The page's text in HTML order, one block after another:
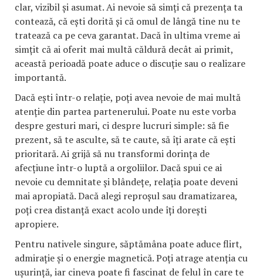
clar, vizibil și asumat. Ai nevoie să simți că prezența ta
contează, că ești dorită și că omul de lângă tine nu te
tratează ca pe ceva garantat. Dacă în ultima vreme ai
simțit că ai oferit mai multă căldură decât ai primit,
această perioadă poate aduce o discuție sau o realizare
importantă.
Dacă ești într-o relație, poți avea nevoie de mai multă
atenție din partea partenerului. Poate nu este vorba
despre gesturi mari, ci despre lucruri simple: să fie
prezent, să te asculte, să te caute, să îți arate că ești
prioritară. Ai grijă să nu transformi dorința de
afecțiune într-o luptă a orgoliilor. Dacă spui ce ai
nevoie cu demnitate și blândețe, relația poate deveni
mai apropiată. Dacă alegi reproșul sau dramatizarea,
poți crea distanță exact acolo unde îți dorești
apropiere.
Pentru nativele singure, săptămâna poate aduce flirt,
admirație și o energie magnetică. Poți atrage atenția cu
ușurință, iar cineva poate fi fascinat de felul în care te